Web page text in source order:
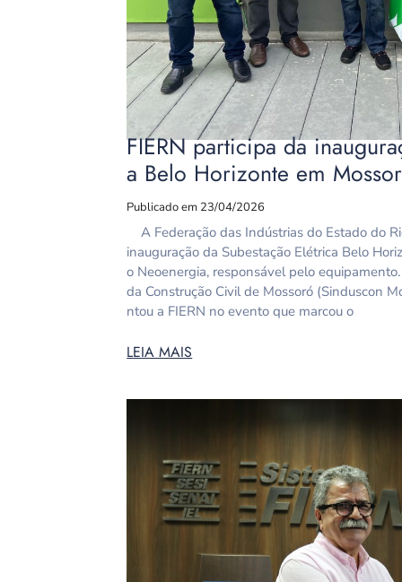
FIERN participa da
a Belo Horizonte em
Publicado em 23/04/2026
A Federação das Indústrias do Estado do
inauguração da Subestação Elétrica Belo
o Neoenergia, responsável pelo
da Construção Civil de Mossoró (Sinduscon
ntou a FIERN no evento que marcou o
LEIA MAIS